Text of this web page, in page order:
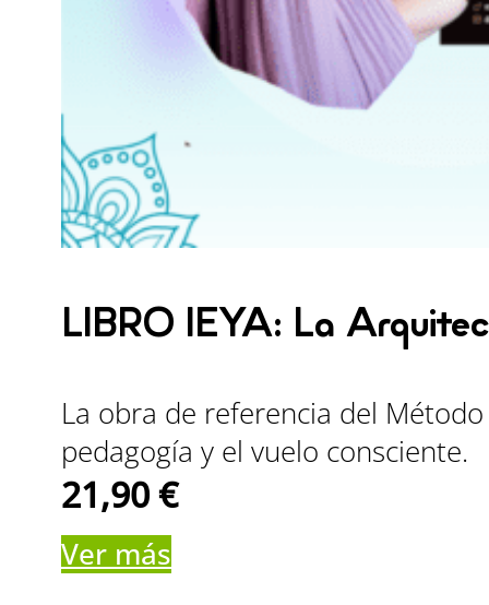
LIBRO IEYA: La
La obra de referencia del
pedagogía y el vuelo consciente.
21,90€
Ver más